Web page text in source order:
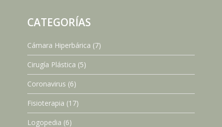
CATEGORÍAS
Cámara Hiperbárica (7)
Cirugía Plástica (5)
Coronavirus (6)
Fisioterapia (17)
Logopedia (6)